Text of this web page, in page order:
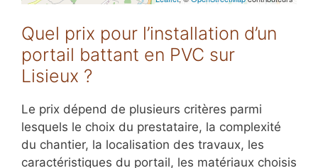
Quel prix pour l’installation d’un
portail battant en PVC sur
Lisieux ?
Le prix dépend de plusieurs critères parmi
lesquels le choix du prestataire, la complexité
du chantier, la localisation des travaux, les
caractéristiques du portail, les matériaux choisis